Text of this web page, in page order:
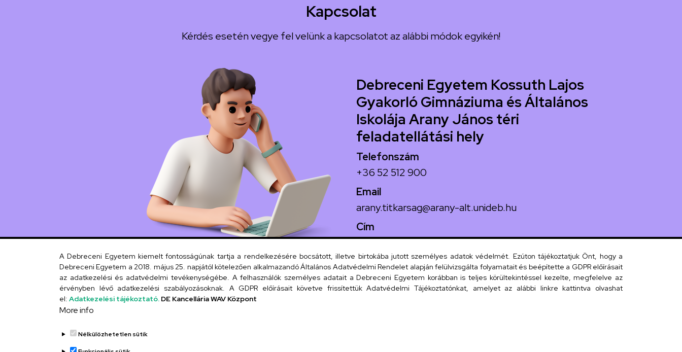
Kapcsolat
Kérdés esetén vegye fel velünk a kapcsolatot az alábbi módok egyikén!
Debreceni Egyetem Kossuth Lajos
Gyakorló Gimnáziuma és Általános
Iskolája Arany János téri
feladatellátási hely
Telefonszám
+36 52 512 900
Email
arany.titkarsag@arany-alt.unideb.hu
Cím
4026 Debrecen, Arany János tér 1.
Szervezeti telefonkönyv
A Debreceni Egyetem kiemelt fontosságúnak tartja a rendelkezésére bocsátott, illetve birtokába jutott személyes adatok védelmét. Ezúton tájékoztatjuk Önt, hogy a
Debreceni Egyetem a 2018. május 25. napjától kötelezően alkalmazandó Általános Adatvédelmi Rendelet alapján felülvizsgálta folyamatait és beépítette a GDPR előírásait
az adatkezelési és adatvédelmi tevékenységébe. A felhasználók személyes adatait a Debreceni Egyetem korábban is teljes körültekintéssel kezelte, megfelelve az
érvényben lévő adatkezelési szabályozásoknak. A GDPR előírásait követve frissítettük Adatvédelmi Tájékoztatónkat, amelyet az alábbi linkre kattintva olvashat
el: Adatkezelési tájékoztató. DE Kancellária WAV Központ
More info
Nélkülözhetetlen sütik